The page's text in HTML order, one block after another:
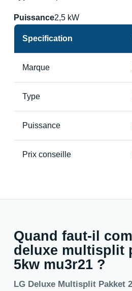
Puissance2,5 kW
Specification
Marque
Type
Puissance
Prix conseille
Quand faut-il
deluxe multisplit
5kw mu3r21 ?
LG Deluxe Multisplit Pakket